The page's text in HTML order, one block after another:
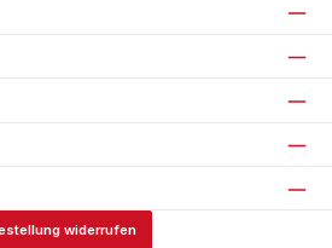
widerrufen